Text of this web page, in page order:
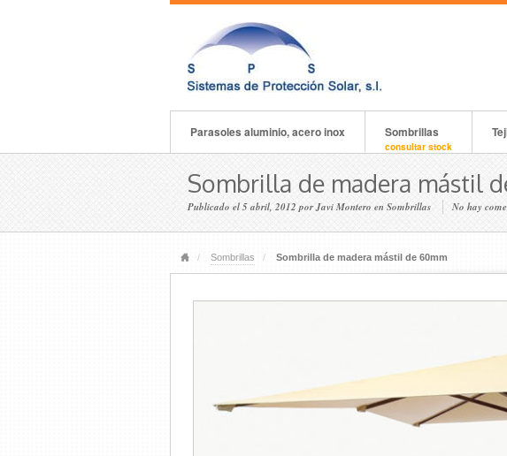
Parasoles aluminio, acero inox Sombrillas
consultar stock
Sombrilla de madera mástil
Publicado el5 abril, 2012 porJavi Montero en Sombrillas No hay
Sombrillas Sombrilla de madera mástil de 60mm